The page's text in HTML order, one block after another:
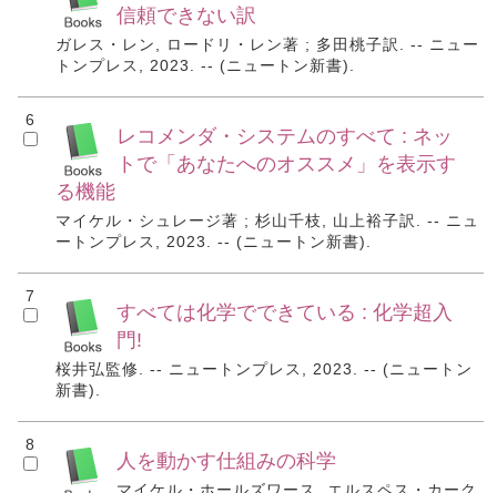
信頼できない訳
ガレス・レン, ロードリ・レン著 ; 多田桃子訳. -- ニュー
トンプレス, 2023. -- (ニュートン新書).
6
レコメンダ・システムのすべて : ネッ
トで「あなたへのオススメ」を表示す
る機能
マイケル・シュレージ著 ; 杉山千枝, 山上裕子訳. -- ニュ
ートンプレス, 2023. -- (ニュートン新書).
7
すべては化学でできている : 化学超入
門!
桜井弘監修. -- ニュートンプレス, 2023. -- (ニュートン
新書).
8
人を動かす仕組みの科学